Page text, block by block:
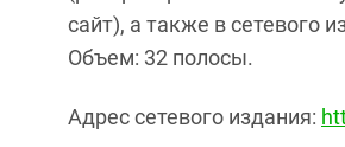
сайт), а также в сетевого
Объем: 32 полосы.
Адрес сетевого издания: